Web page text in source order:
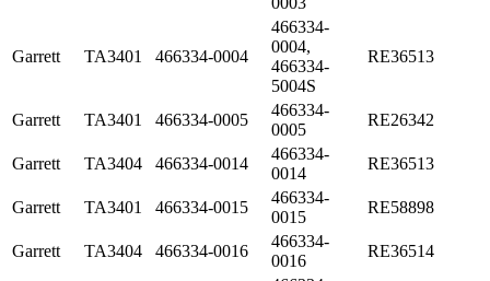
Garrett TA3401 466334-0004
466334-
0004,
466334-
5004S
RE36513
Garrett TA3401 466334-0005
466334-
0005
RE26342
Garrett TA3404 466334-0014
466334-
0014
RE36513
Garrett TA3401 466334-0015
466334-
0015
RE58898
Garrett TA3404 466334-0016
466334-
0016
RE36514